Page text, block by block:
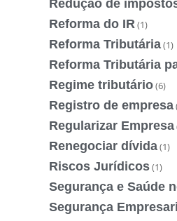
Redução de
Reforma do IR(1)
Reforma Tributária(1)
Reforma Tributária
Regime tributário(6)
Registro de empresa
Regularizar Empresa
Renegociar dívida(1)
Riscos Jurídicos(1)
Segurança e Saúde
Segurança